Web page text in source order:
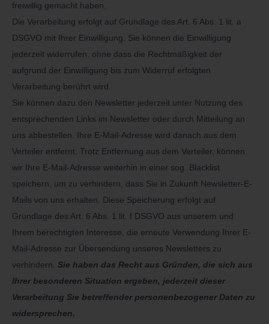
freiwillig gemacht haben.
Die Verarbeitung erfolgt auf Grundlage des Art. 6 Abs. 1 lit. a
DSGVO mit Ihrer Einwilligung. Sie können die Einwilligung
jederzeit widerrufen, ohne dass die Rechtmäßigkeit der
aufgrund der Einwilligung bis zum Widerruf erfolgten
Verarbeitung berührt wird.
Sie können dazu den Newsletter jederzeit unter Nutzung des
entsprechenden Links im Newsletter oder durch Mitteilung an
uns abbestellen. Ihre E-Mail-Adresse wird danach aus dem
Verteiler entfernt. Trotz Entfernung aus dem Verteiler, können
wir Ihre E-Mail-Adresse weiterhin in einer sog. Blacklist
speichern, um zu verhindern, dass Sie in Zukunft Newsletter-E-
Mails von uns erhalten. Diese Speicherung erfolgt auf
Grundlage des Art. 6 Abs. 1 lit. f DSGVO aus unserem und
Ihrem berechtigten Interesse, die erneute Verwendung Ihrer E-
Mail-Adresse zur Übersendung unseres Newsletters zu
verhindern. Sie haben das Recht aus Gründen, die sich aus
Ihrer besonderen Situation ergeben, jederzeit dieser
Verarbeitung Sie betreffender personenbezogener Daten zu
widersprechen.